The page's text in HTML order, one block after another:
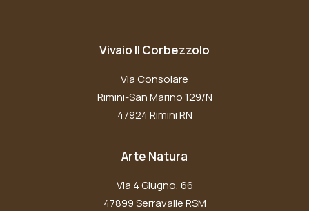
Vivaio Il Corbezzolo
Via Consolare
Rimini-San Marino 129/N
47924 Rimini RN
Arte Natura
Via 4 Giugno, 66
47899 Serravalle RSM